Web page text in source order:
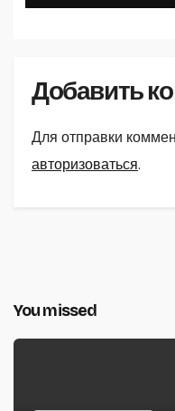
Добавить
Для отправки
авторизоваться.
You missed